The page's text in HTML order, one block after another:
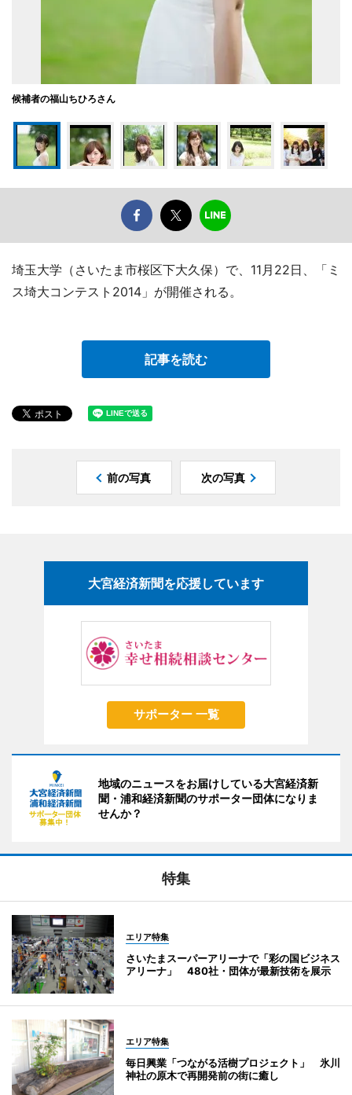
候補者の福山ちひろさん
埼玉大学（さいたま市桜区下大久保）で、11月22日、「ミ
ス埼大コンテスト2014」が開催される。
記事を読む
前の写真 次の写真
大宮経済新聞を応援しています
サポーター 一覧
地域のニュースをお届けしている大宮経済新
聞・浦和経済新聞のサポーター団体になりま
せんか？
特集
エリア特集
さいたまスーパーアリーナで「彩の国ビジネス
アリーナ」 480社・団体が最新技術を展示
エリア特集
毎日興業「つながる活樹プロジェクト」 氷川
神社の原木で再開発前の街に癒し